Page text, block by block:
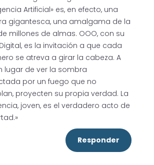
Artificial» es, en efecto, una
gigantesca, una amalgama de la
millones de almas. OOO, con su
es la invitación a que cada
se atreva a girar la cabeza. A
lugar de ver la sombra
por un fuego que no
proyecten su propia verdad. La
joven, es el verdadero acto de
Responder